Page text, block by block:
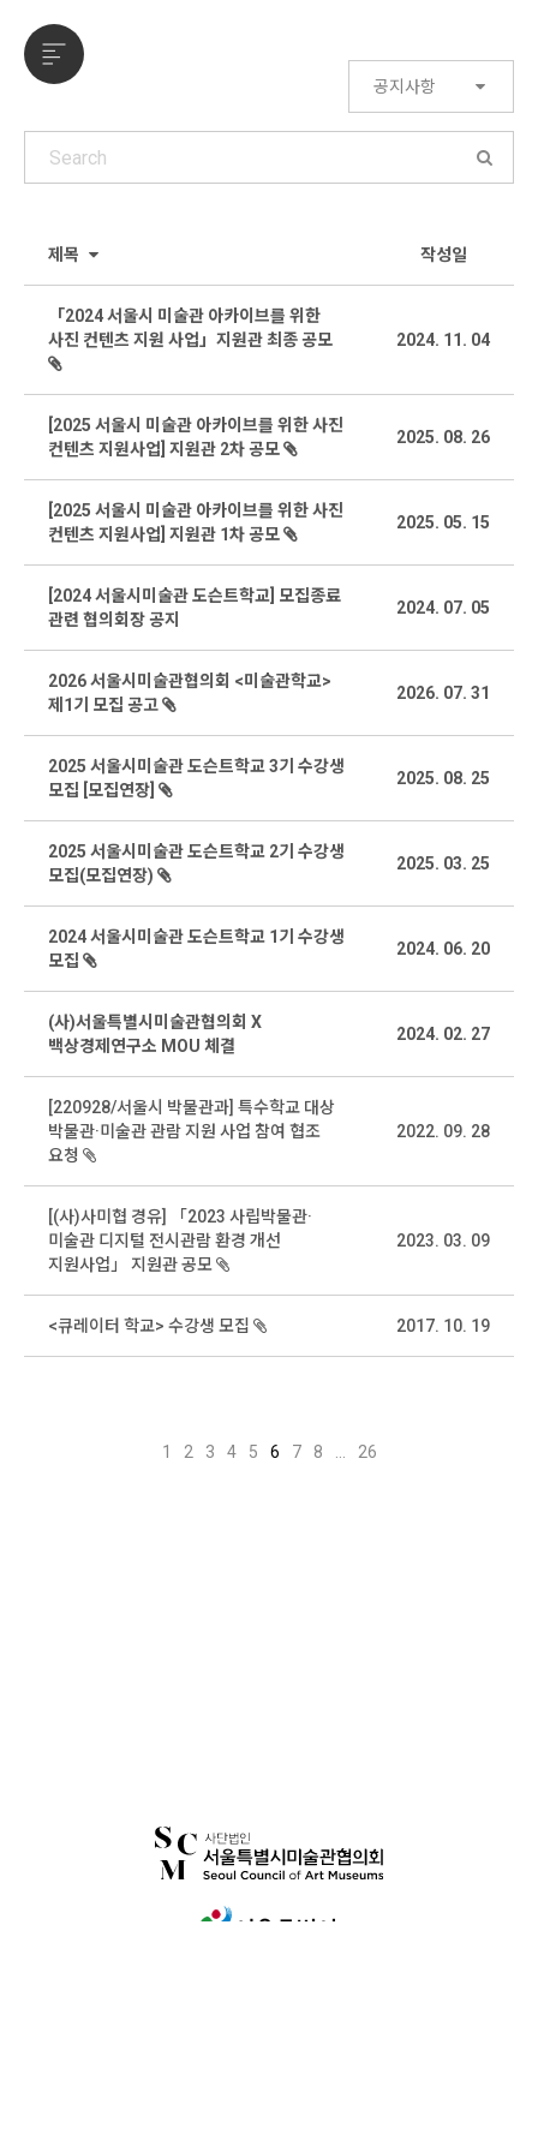
공지사항
제목 작성일
「2024 서울시 미술관 아카이브를 위한
사진 컨텐츠 지원 사업」지원관 최종 공모
2024. 11. 04
[2025 서울시 미술관 아카이브를 위한 사진
컨텐츠 지원사업] 지원관 2차 공모
2025. 08. 26
[2025 서울시 미술관 아카이브를 위한 사진
컨텐츠 지원사업] 지원관 1차 공모
2025. 05. 15
[2024 서울시미술관 도슨트학교] 모집종료
관련 협의회장 공지
2024. 07. 05
2026 서울시미술관협의회 <미술관학교>
제1기 모집 공고
2026. 07. 31
2025 서울시미술관 도슨트학교 3기 수강생
모집 [모집연장]
2025. 08. 25
2025 서울시미술관 도슨트학교 2기 수강생
모집(모집연장)
2025. 03. 25
2024 서울시미술관 도슨트학교 1기 수강생
모집
2024. 06. 20
(사)서울특별시미술관협의회 X
백상경제연구소 MOU 체결
2024. 02. 27
[220928/서울시 박물관과] 특수학교 대상
박물관·미술관 관람 지원 사업 참여 협조
요청
2022. 09. 28
[(사)사미협 경유] 「2023 사립박물관·
미술관 디지털 전시관람 환경 개선
지원사업」 지원관 공모
2023. 03. 09
<큐레이터 학교> 수강생 모집 2017. 10. 19
1 2 3 4 5 6 7 8 26